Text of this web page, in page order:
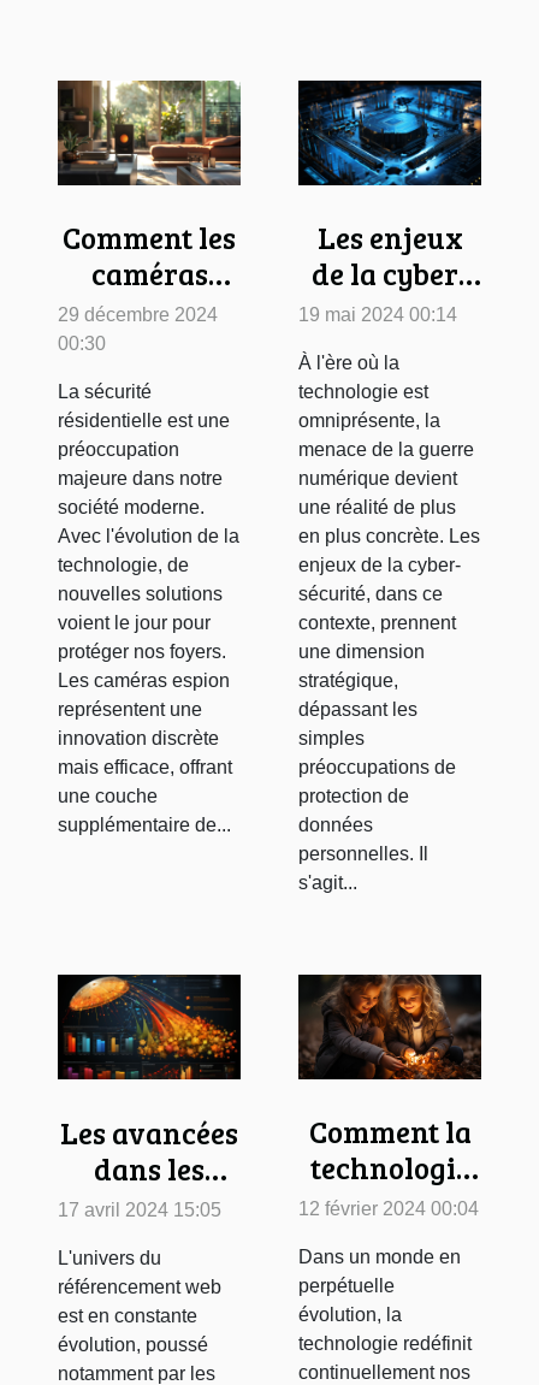
Comment les
caméras
espion
peuvent
améliorer la
sécurité de
votre
domicile
29 décembre 2024
00:30
La sécurité
résidentielle est une
préoccupation
majeure dans notre
société moderne.
Avec l'évolution de la
technologie, de
nouvelles solutions
voient le jour pour
protéger nos foyers.
Les caméras espion
représentent une
innovation discrète
mais efficace, offrant
une couche
supplémentaire de...
Les enjeux
de la cyber-
sécurité dans
un contexte
de guerre
numérique
19 mai 2024 00:14
À l'ère où la
technologie est
omniprésente, la
menace de la guerre
numérique devient
une réalité de plus
en plus concrète. Les
enjeux de la cyber-
sécurité, dans ce
contexte, prennent
une dimension
stratégique,
dépassant les
simples
préoccupations de
protection de
données
personnelles. Il
s'agit...
Les avancées
dans les
algorithmes
de recherche
et leur
influence
sur le SEO
17 avril 2024 15:05
L'univers du
référencement web
est en constante
évolution, poussé
notamment par les
Comment la
technologie
change-t-elle
la manière
dont les
familles
voyagent ?
12 février 2024 00:04
Dans un monde en
perpétuelle
évolution, la
technologie redéfinit
continuellement nos